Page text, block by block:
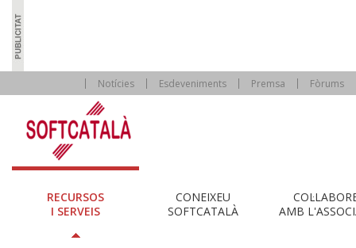
Notícies Esdeveniments Premsa Fòrums
RECURSOS
I SERVEIS
CONEIXEU
SOFTCATALÀ
AMB